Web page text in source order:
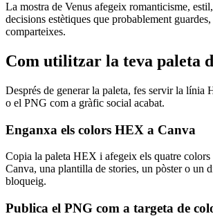
La mostra de Venus afegeix romanticisme,
decisions estètiques que probablement
comparteixes.
Com utilitzar la teva paleta
Després de generar la paleta, fes servir la línia
o el PNG com a gràfic social acabat.
Enganxa els colors HEX a Canva
Copia la paleta HEX i afegeix els quatre colors
Canva, una plantilla de stories, un pòster o un
bloqueig.
Publica el PNG com a targeta de